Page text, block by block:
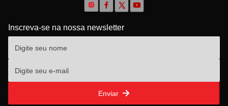
Inscreva-se na nossa newsletter
Enviar